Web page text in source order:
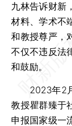
九林告诉财新
材料、学术不
和教授尊严，
不仅不违反法
和鼓励。
2023年2月
教授瞿群臻于
申报国家级一